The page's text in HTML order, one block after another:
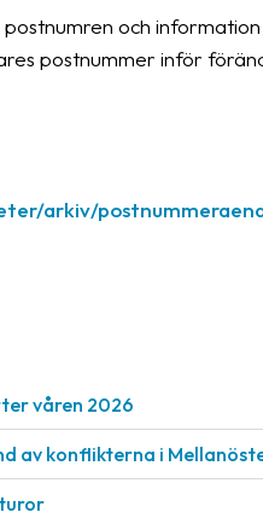
och information
postnummer inför
arkiv/
våren 2026
av konflikterna i